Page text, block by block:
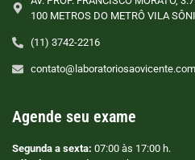
100 METROS DO METRÔ VILA
(11) 3742-2216
Agende seu exame
Segunda a sexta: 07:00 às 17:00 h.